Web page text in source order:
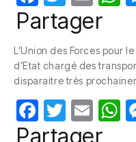
a
e
b
o
o
w
itt
er
m
s
A
p
p
Partager
L’Union des Forces pour
d’Etat chargé des
disparaitre très
F
a
T
w
E
m
Partager